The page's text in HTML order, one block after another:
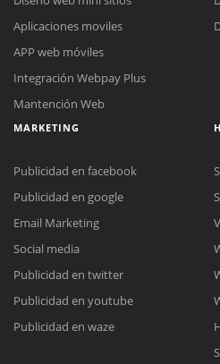
Reunión
Meet para la
Chat
Todos nuestros ejecutivos están
Aplicaciones moviles
APP web móviles
Integración Webpay Plus
Mantención Web
MARKETING
Publicidad en facebook
Publicidad en google
Email Marketing
Social media
Publicidad en twitter
Publicidad en youtube
Publicidad en waze